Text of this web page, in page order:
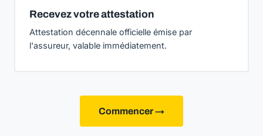
Recevez votre attestation
Attestation décennale officielle émise par
l'assureur, valable immédiatement.
Commencer →